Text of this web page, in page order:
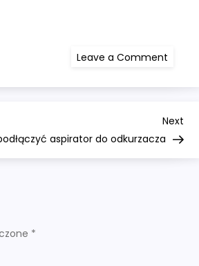
Leave a Comment
dźwięk
Post
Next
aspirator do odkurzacza
*